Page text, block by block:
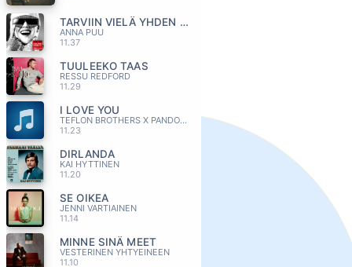
TARVIIN VIELÄ YHDEN YÖN AIKAA
ANNA PUU
11.37
TUULEEKO TAAS
RESSU REDFORD
11.29
I LOVE YOU
TEFLON BROTHERS X PANDORA
11.23
DIRLANDA
KAI HYTTINEN
11.20
SE OIKEA
JENNI VARTIAINEN
11.14
MINNE SINÄ MEET
VESTERINEN YHTYEINEEN
11.10